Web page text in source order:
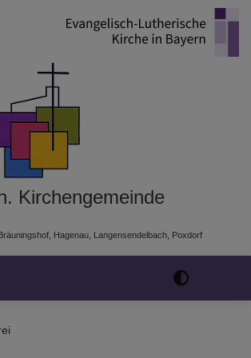
Kirchengemeinde
Hagenau, Langensendelbach, Poxdorf